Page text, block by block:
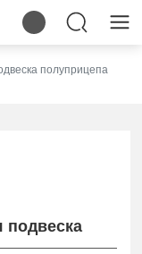
полуприцепа
подвеска